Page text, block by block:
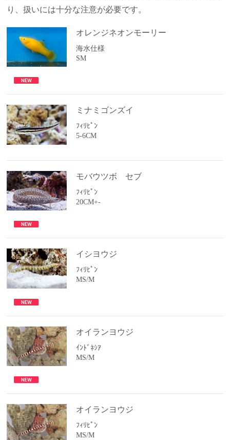
り、扱いには十分な注意が必要です。
オレンジネオンモーリー
海水仕様
SM
ミナミゴンズイ
ﾌｨﾘﾋﾟﾝ
5-6CM
モバウツボ セブ
ﾌｨﾘﾋﾟﾝ
20CM+-
イシヨウジ
ﾌｨﾘﾋﾟﾝ
MS/M
オイランヨウジ
ｲﾝﾄﾞﾈｼｱ
MS/M
オイランヨウジ
ﾌｨﾘﾋﾟﾝ
MS/M